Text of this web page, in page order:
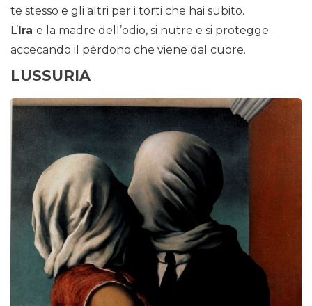
te stesso e gli altri per i torti che hai subito.
L’Ira e la madre dell’odio, si nutre e si protegge
accecando il pèrdono che viene dal cuore.
LUSSURIA